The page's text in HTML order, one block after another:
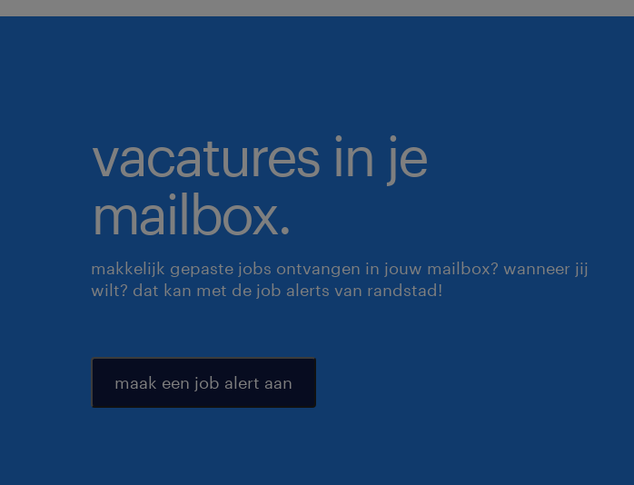
vacatures in je
mailbox.
makkelijk gepaste jobs ontvangen in jouw mailbox? wanneer jij
wilt? dat kan met de job alerts van randstad!
maak een job alert aan